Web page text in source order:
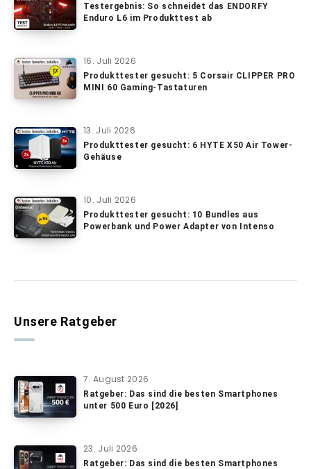
Testergebnis: So schneidet das ENDORFY
Enduro L6 im Produkttest ab
16. Juli 2026
Produkttester gesucht: 5 Corsair CLIPPER PRO
MINI 60 Gaming-Tastaturen
13. Juli 2026
Produkttester gesucht: 6 HYTE X50 Air Tower-
Gehäuse
10. Juli 2026
Produkttester gesucht: 10 Bundles aus
Powerbank und Power Adapter von Intenso
Unsere Ratgeber
7. August 2026
Ratgeber: Das sind die besten Smartphones
unter 500 Euro [2026]
23. Juli 2026
Ratgeber: Das sind die besten Smartphones